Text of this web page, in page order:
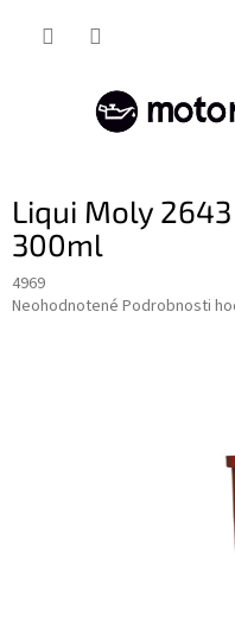
Liqui Moly
300ml
4969
Priemerné
Neohodnotené Podrobnosti